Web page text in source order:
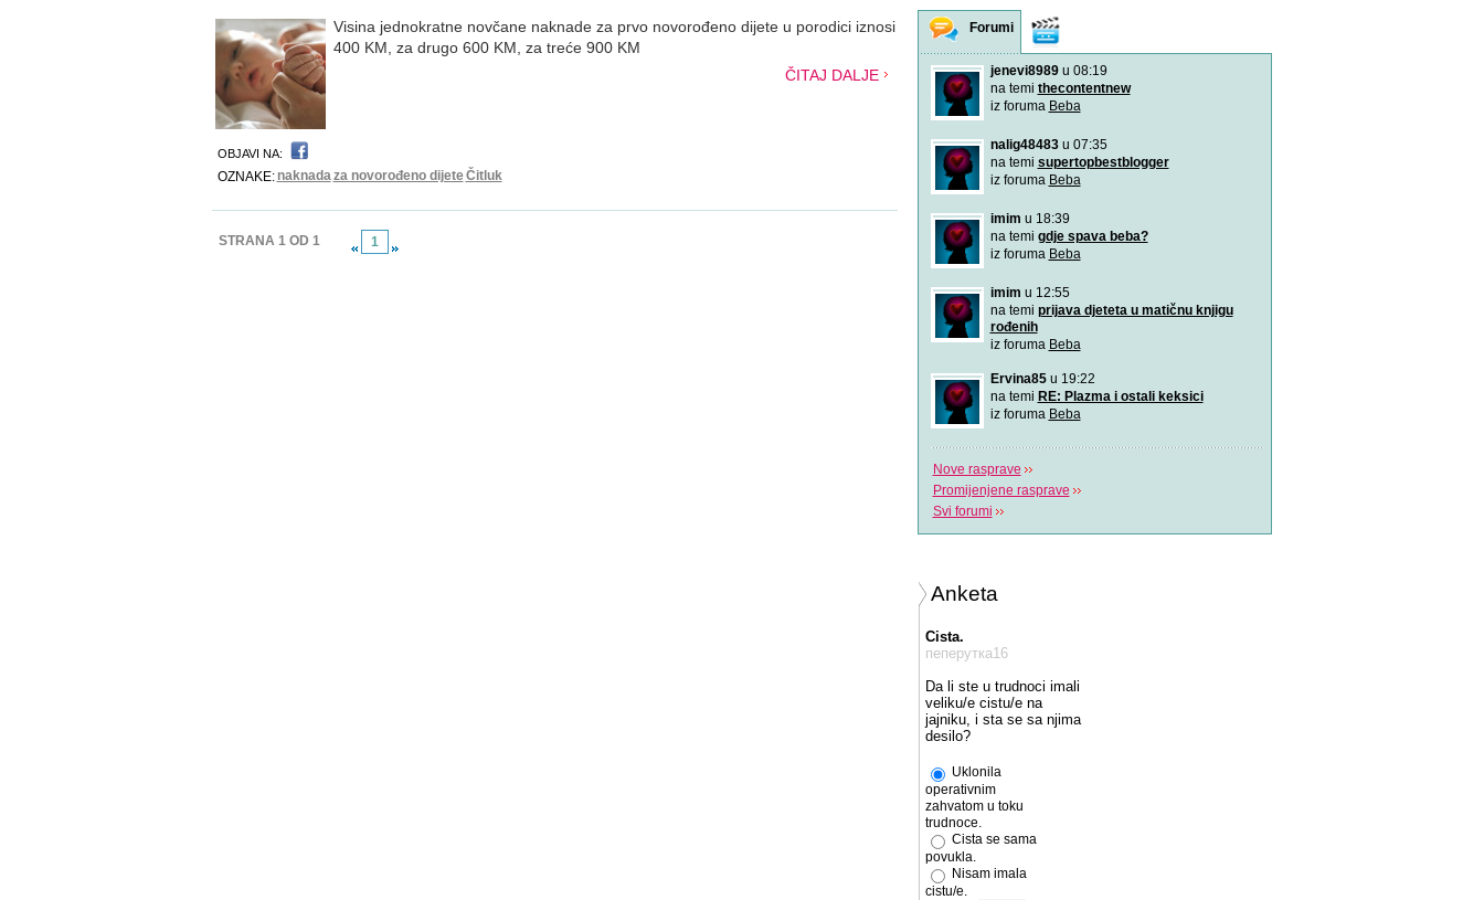
Visina jednokratne novčane naknade za prvo novorođeno dijete u porodici iznosi
400 KM, za drugo 600 KM, za treće 900 KM
ČITAJ DALJE
OBJAVI NA:
OZNAKE: naknadaza novorođeno dijeteČitluk
STRANA 1 OD 1 1
Forumi
jenevi8989u 08:19
na temi thecontentnew
iz foruma Beba
nalig48483u 07:35
na temi supertopbestblogger
iz foruma Beba
imim u 18:39
na temi gdje spava beba?
iz foruma Beba
imim u 12:55
na temi prijava djeteta u matičnu knjigu
rođenih
iz foruma Beba
Ervina85u 19:22
na temi RE: Plazma i ostali keksici
iz foruma Beba
Nove rasprave
Promijenjene rasprave
Svi forumi
Anketa
Cista.
пеперутка16
Da li ste u trudnoci imali
veliku/e cistu/e na
jajniku, i sta se sa njima
desilo?
Uklonila
operativnim
zahvatom u toku
trudnoce.
Cista se sama
povukla.
Nisam imala
cistu/e.